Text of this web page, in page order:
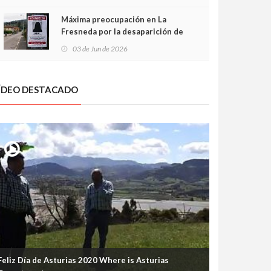
Máxima preocupación en La
Fresneda por la desaparición de
03 de Jun de 2026
DESTACADO
Día de Asturias 2020 Where is Asturias